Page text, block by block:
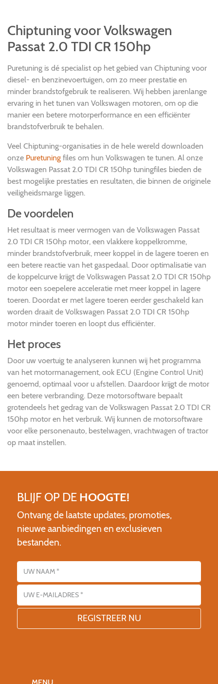
Chiptuning voor Volkswagen
Passat 2.0 TDI CR 150hp
Puretuning is dé specialist op het gebied van Chiptuning voor
diesel- en benzinevoertuigen, om zo meer prestatie en
minder brandstofgebruik te realiseren. Wij hebben jarenlange
ervaring in het tunen van Volkswagen motoren, om op die
manier een betere motorperformance en een efficiënter
brandstofverbruik te behalen.
Veel Chiptuning-organisaties in de hele wereld downloaden
onze Puretuning files om hun Volkswagen te tunen. Al onze
Volkswagen Passat 2.0 TDI CR 150hp tuningfiles bieden de
best mogelijke prestaties en resultaten, die binnen de originele
veiligheidsmarge liggen.
De voordelen
Het resultaat is meer vermogen van de Volkswagen Passat
2.0 TDI CR 150hp motor, een vlakkere koppelkromme,
minder brandstofverbruik, meer koppel in de lagere toeren en
een betere reactie van het gaspedaal. Door optimalisatie van
de koppelcurve krijgt de Volkswagen Passat 2.0 TDI CR 150hp
motor een soepelere acceleratie met meer koppel in lagere
toeren. Doordat er met lagere toeren eerder geschakeld kan
worden draait de Volkswagen Passat 2.0 TDI CR 150hp
motor minder toeren en loopt dus efficiënter.
Het proces
Door uw voertuig te analyseren kunnen wij het programma
van het motormanagement, ook ECU (Engine Control Unit)
genoemd, optimaal voor u afstellen. Daardoor krijgt de motor
een betere verbranding. Deze motorsoftware bepaalt
grotendeels het gedrag van de Volkswagen Passat 2.0 TDI CR
150hp motor en het verbruik. Wij kunnen de motorsoftware
voor elke personenauto, bestelwagen, vrachtwagen of tractor
op maat instellen.
BLIJF OP DE HOOGTE!
Ontvang de laatste updates, promoties,
nieuwe aanbiedingen en exclusieven
bestanden.
Name
E-mailadres